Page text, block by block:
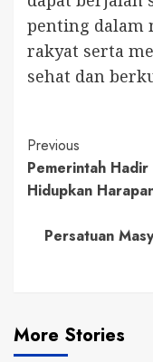
penting dalam
rakyat serta
sehat dan
Continue
Reading
Previous
Pemerintah
Hidupkan
Persatuan
More Stories